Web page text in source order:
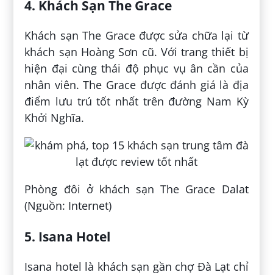
4. Khách Sạn The Grace
Khách sạn The Grace được sửa chữa lại từ
khách sạn Hoàng Sơn cũ. Với trang thiết bị
hiện đại cùng thái độ phục vụ ân cần của
nhân viên. The Grace được đánh giá là địa
điểm lưu trú tốt nhất trên đường Nam Kỳ
Khởi Nghĩa.
Phòng đôi ở khách sạn The Grace Dalat
(Nguồn: Internet)
5. Isana Hotel
Isana hotel là khách sạn gần chợ Đà Lạt chỉ